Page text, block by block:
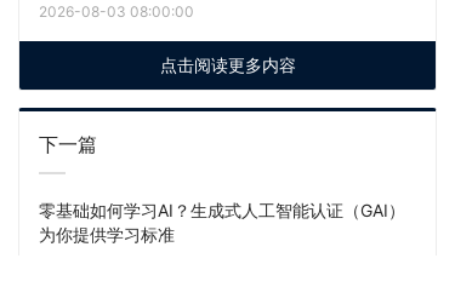
2026-08-03 08:00:00
点击阅读更多内容
下一篇
零基础如何学习AI？生成式人工智能认证（GAI）
为你提供学习标准